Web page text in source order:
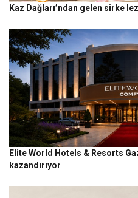
Kaz Dağları’ndan gelen sirke
Elite World Hotels & Resorts
kazandırıyor